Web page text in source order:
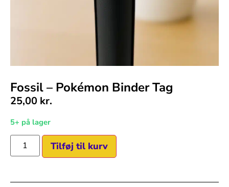
Fossil – Pokémon Binder Tag
25,00 kr.
5+ på lager
Tilføj til kurv